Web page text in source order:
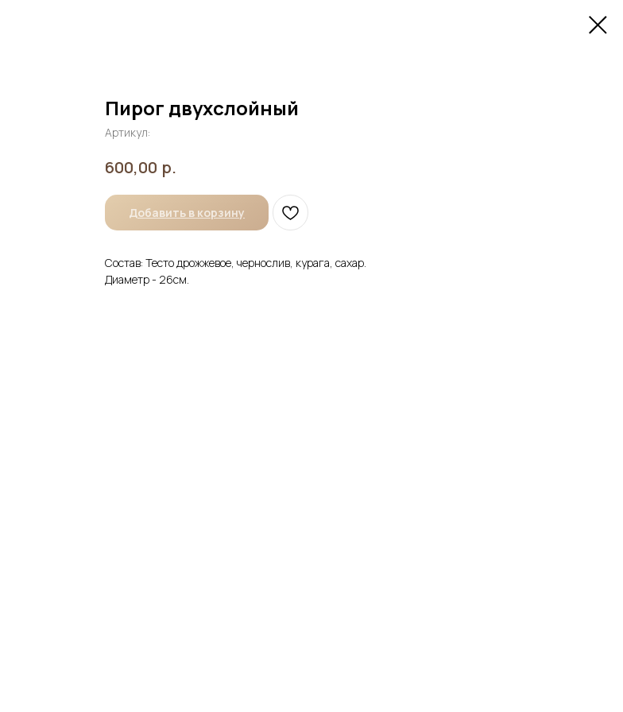
Пирог двухслойный
Артикул:
600,00 р.
Добавить в корзину
Состав: Тесто дрожжевое, чернослив, курага, сахар.
Диаметр - 26см.